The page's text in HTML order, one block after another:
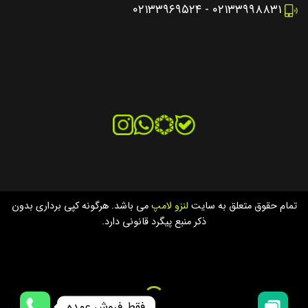
۰۲۱۳۳۹۹۸۸۳۱ - ۰۲۱۳۳۹۶۹۵۲۴
تمام حقوق متعلق به سایت لنزو لامپمی باشد. هرگونه کپی برداری بدون
ذکر منبع پیگرد قانونی دارد.